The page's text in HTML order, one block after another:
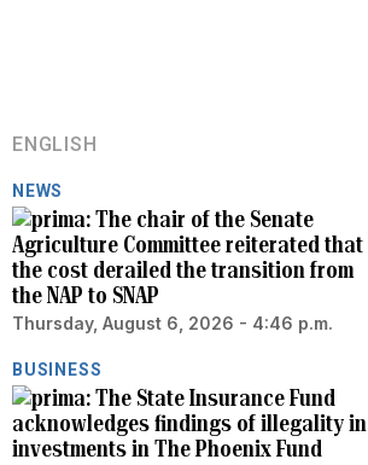
ENGLISH
NEWS
The chair of the Senate
Agriculture Committee reiterated that
the cost derailed the transition from
the NAP to SNAP
Thursday, August 6, 2026 - 4:46 p.m.
BUSINESS
The State Insurance Fund
acknowledges findings of illegality in
investments in The Phoenix Fund